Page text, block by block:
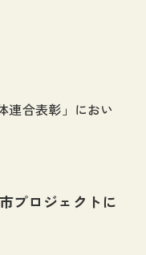
連合表彰」におい
プロジェクトに